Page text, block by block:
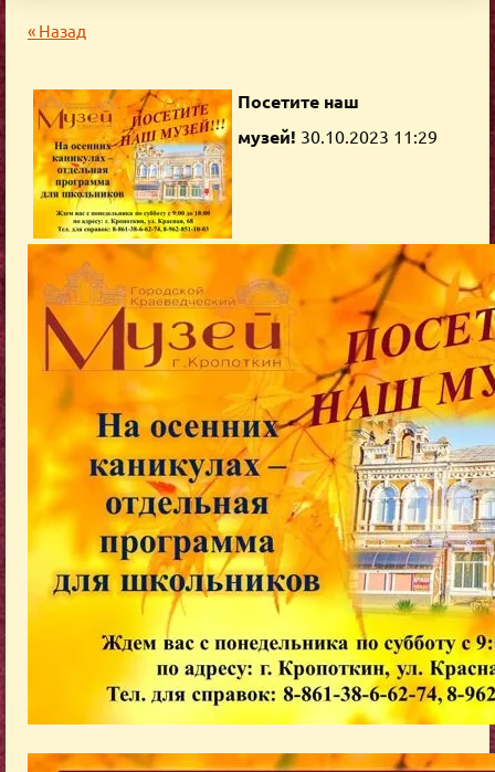
« Назад
Посетите наш
музей! 30.10.2023 11:29